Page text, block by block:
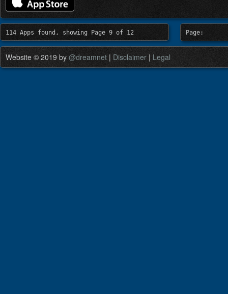
114 Apps found, showing Page 9 of 12 Page:
Website © 2019 by@dreamnet | Disclaimer | Legal